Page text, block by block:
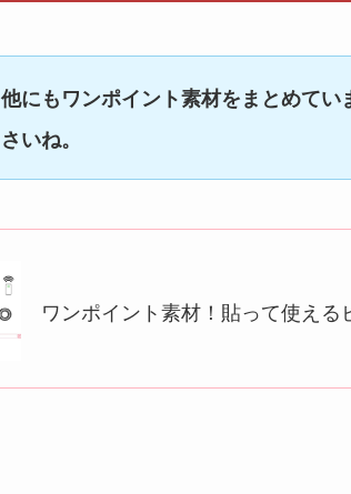
他にもワンポイント素材をまとめて
さいね。
ワンポイント素材！貼って使え